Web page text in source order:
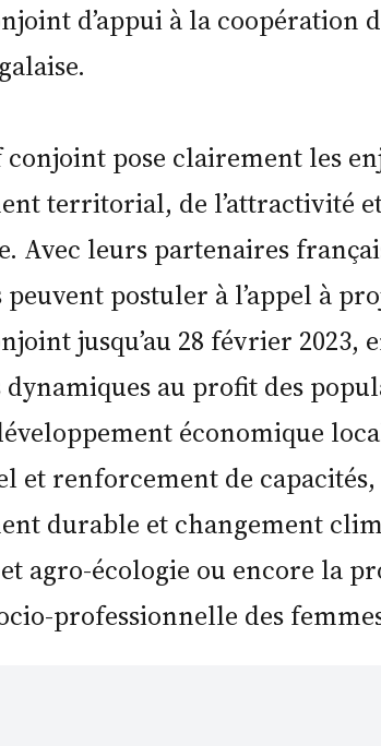
d’appui à la coopération
conjoint pose clairement les
territorial, de l’attractivité
Avec leurs partenaires
peuvent postuler à l’appel à
jusqu’au 28 février 2023,
au profit des
économique
et renforcement de capacités,
durable et changement
agro-écologie ou encore la
professionnelle des